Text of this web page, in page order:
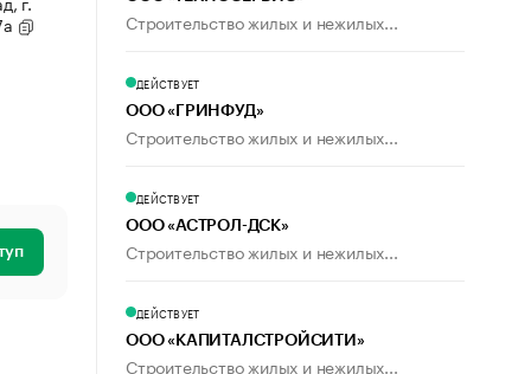
Строительство жилых и нежилых...
ДЕЙСТВУЕТ
ООО «ГРИНФУД»
Строительство жилых и нежилых...
ДЕЙСТВУЕТ
ООО «АСТРОЛ-ДСК»
Строительство жилых и нежилых...
ДЕЙСТВУЕТ
ООО «КАПИТАЛСТРОЙСИТИ»
Строительство жилых и нежилых...